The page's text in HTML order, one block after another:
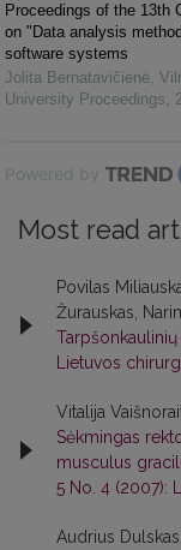
Proceedings of the 13th
on "Data analysis
software systems
Jolita Bernatavičienė
University Proceedings
Powered by
Most read
Povilas
Žurauskas,
Lietuvos
Vitalija
Sėkmingas
musculus
5 No. 4 (2007):
Audrius